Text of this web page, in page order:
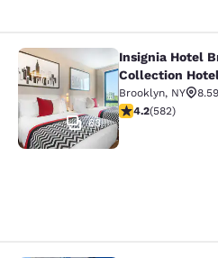
Insignia Hotel
63
Insignia Hotel
Collection
Brooklyn, NY
4.18 étoiles. Très
4.2(582)